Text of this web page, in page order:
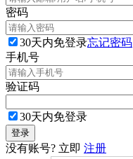
密码
30天内免登录忘记密码
手机号
验证码
30天内免登录
没有账号? 立即 注册